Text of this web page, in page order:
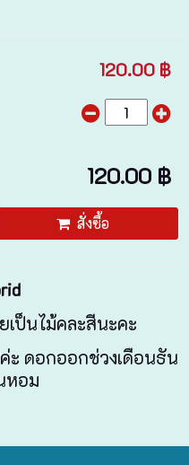
120.00 ฿
120.00 ฿
สั่งซื้อ
ป็นไม้คละสีนะคะ
ะ ดอกออกช่วงเดือนธัน
หอม